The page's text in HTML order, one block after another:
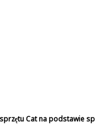
Cat na podstawie